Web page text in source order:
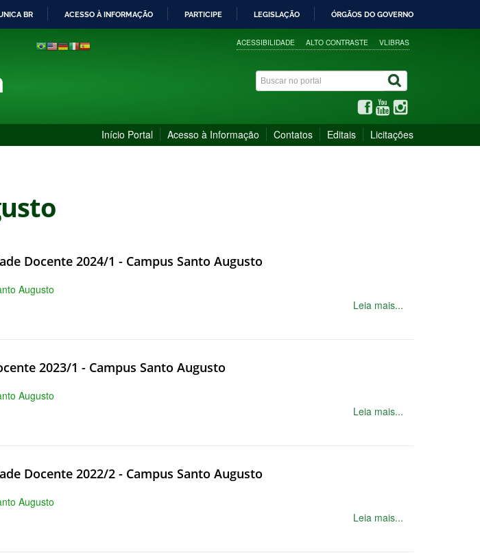
PARA
BR ACESSO À INFORMAÇÃO PARTICIPE LEGISLAÇÃO ÓRGÃOS DO GOVERNO
ACESSIBILIDADE ALTO CONTRASTE VLIBRAS
Início Portal Acesso à Informação Contatos Editais Licitações
Docente 2024/1 - Campus Santo Augusto
Augusto
Leia mais...
2023/1 - Campus Santo Augusto
Augusto
Leia mais...
Docente 2022/2 - Campus Santo Augusto
Augusto
Leia mais...